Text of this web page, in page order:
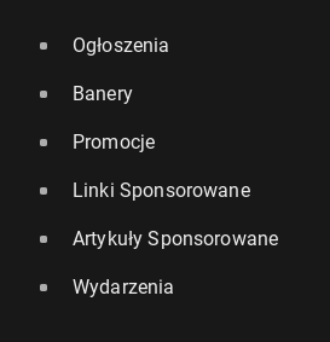
Ogłoszenia
Banery
Promocje
Linki Sponsorowane
Artykuły Sponsorowane
Wydarzenia